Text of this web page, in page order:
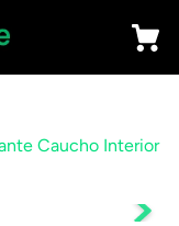
Caucho Interior